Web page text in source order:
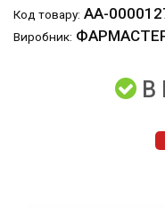
Код товару: АА-
Виробник:
В